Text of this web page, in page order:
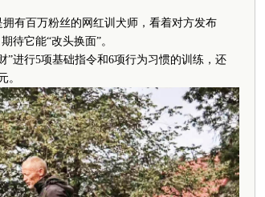
有百万粉丝的网红训犬师，看着对方发布
待它能“改头换面”。
行5项基础指令和6项行为习惯的训练，还
。